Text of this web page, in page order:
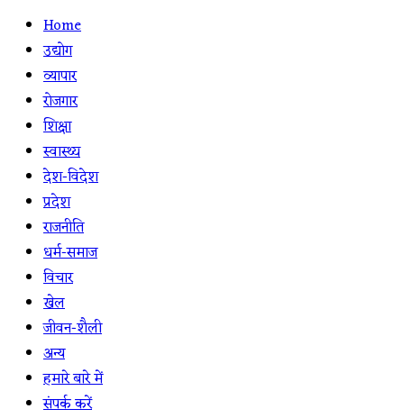
Home
उद्योग
व्यापार
रोजगार
शिक्षा
स्वास्थ्य
देश-विदेश
प्रदेश
राजनीति
धर्म-समाज
विचार
खेल
जीवन-शैली
अन्य
हमारे बारे में
संपर्क करें